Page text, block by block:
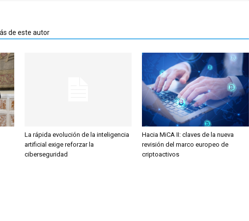
de este autor
La rápida evolución de la inteligencia
artificial exige reforzar la
ciberseguridad
Hacia MiCA II: claves de la nueva
revisión del marco europeo de
criptoactivos